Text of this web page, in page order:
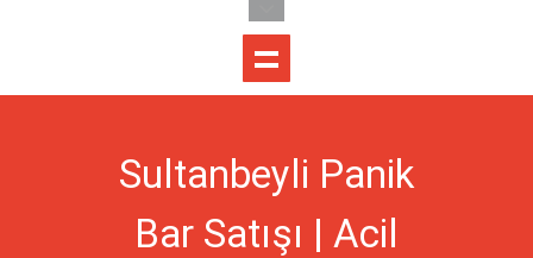
Sultanbeyli Panik
Bar Satışı | Acil